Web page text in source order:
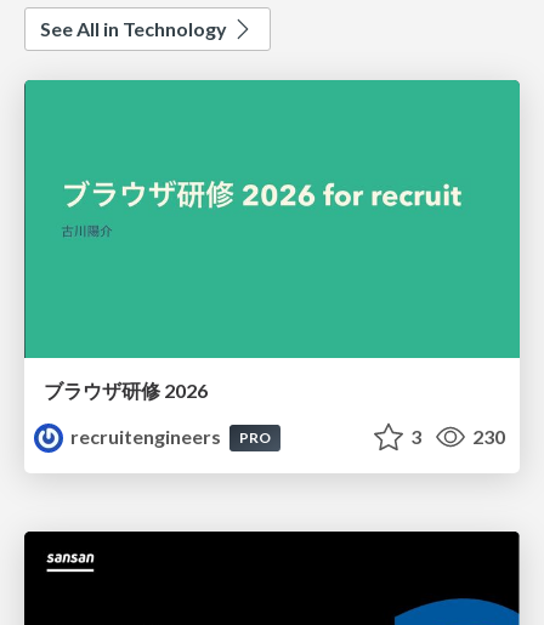
See All in Technology
ブラウザ研修 2026
recruitengineers
PRO 3 230